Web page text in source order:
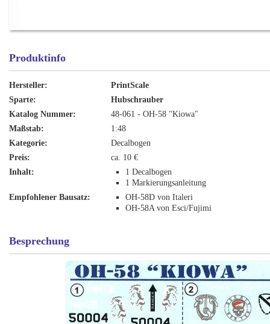
Produktinfo
Hersteller:
PrintScale
Sparte:
Hubschrauber
Katalog Nummer:
48-061 - OH-58 "Kiowa"
Maßstab:
1:48
Kategorie:
Decalbogen
Preis:
ca. 10 €
Inhalt:
1 Decalbogen
1 Markierungsanleitung
Empfohlener Bausatz:
OH-58D von Italeri
OH-58A von Esci/Fujimi
Besprechung